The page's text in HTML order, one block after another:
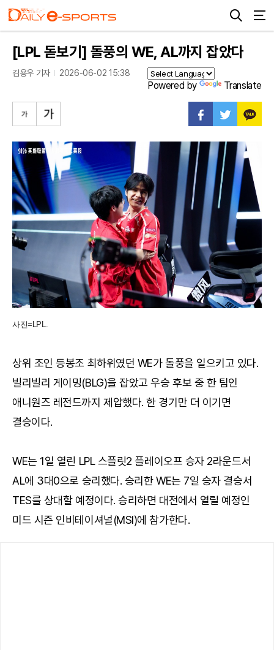
[LPL 돋보기] 돌풍의 WE, AL까지 잡았다
김용우 기자 2026-06-02 15:38
Powered by Translate
사진=LPL.
상위 조인 등봉조 최하위였던 WE가 돌풍을 일으키고 있다.
빌리빌리 게이밍(BLG)을 잡았고 우승 후보 중 한 팀인
애니원즈 레전드까지 제압했다. 한 경기만 더 이기면
결승이다.
WE는 1일 열린 LPL 스플릿2 플레이오프 승자 2라운드서
AL에 3대0으로 승리했다. 승리한 WE는 7일 승자 결승서
TES를 상대할 예정이다. 승리하면 대전에서 열릴 예정인
미드 시즌 인비테이셔널(MSI)에 참가한다.